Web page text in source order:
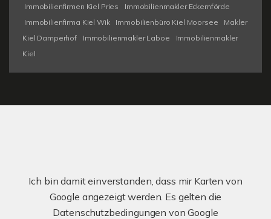
Immobilienfirmen Kiel Pries
Immobilienmakler Eckernförde
Immobilienfirma Kiel Wik
Immobilienbüro Kiel Moorsee
Makler
Kiel Damperhof
Immobilienmakler Laboe
Immobilienmakler
Kiel
Ich bin damit einverstanden, dass mir Karten von
Google angezeigt werden. Es gelten die
Datenschutzbedingungen von Google